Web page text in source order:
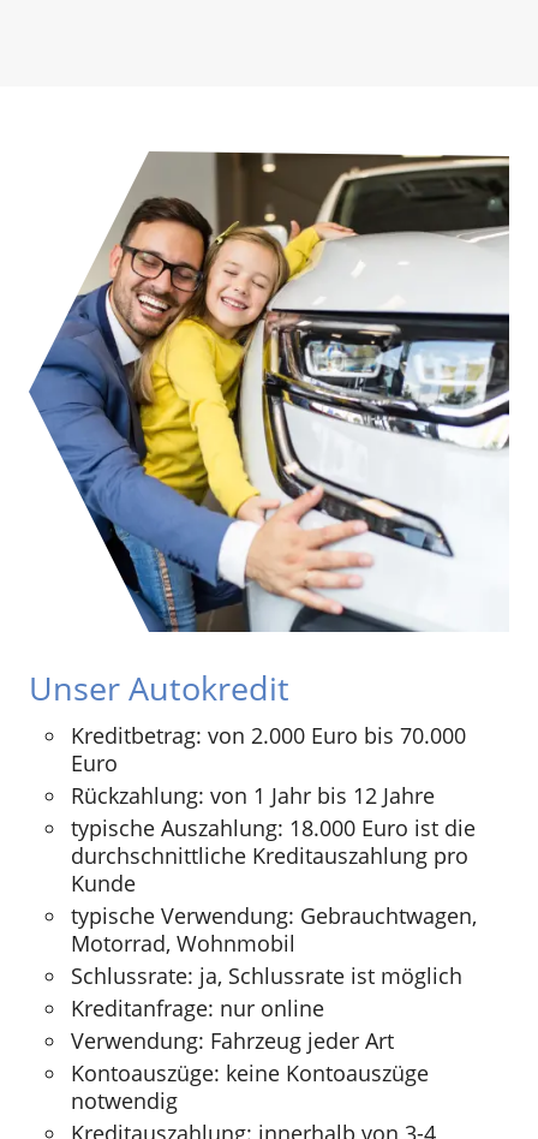
Unser Autokredit
Kreditbetrag: von 2.000 Euro bis 70.000
Euro
Rückzahlung: von 1 Jahr bis 12 Jahre
typische Auszahlung: 18.000 Euro ist die
durchschnittliche Kreditauszahlung pro
Kunde
typische Verwendung: Gebrauchtwagen,
Motorrad, Wohnmobil
Schlussrate: ja, Schlussrate ist möglich
Kreditanfrage: nur online
Verwendung: Fahrzeug jeder Art
Kontoauszüge: keine Kontoauszüge
notwendig
Kreditauszahlung: innerhalb von 3-4